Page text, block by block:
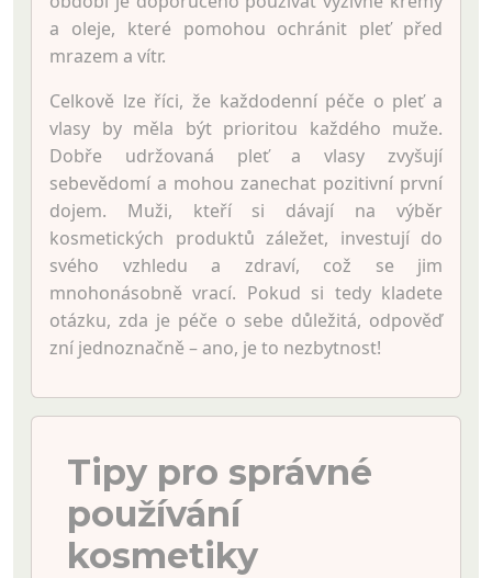
a oleje, které pomohou ochránit pleť před
mrazem a vítr.
Celkově lze říci, že každodenní péče o pleť a
vlasy by měla být prioritou každého muže.
Dobře udržovaná pleť a vlasy zvyšují
sebevědomí a mohou zanechat pozitivní první
dojem. Muži, kteří si dávají na výběr
kosmetických produktů záležet, investují do
svého vzhledu a zdraví, což se jim
mnohonásobně vrací. Pokud si tedy kladete
otázku, zda je péče o sebe důležitá, odpověď
zní jednoznačně – ano, je to nezbytnost!
Tipy pro správné
používání
kosmetiky